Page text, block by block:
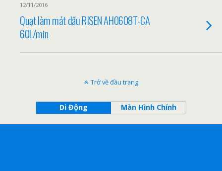
12/11/2016
Quạt làm mát dầu RISEN AH0608T-CA
60L/min
Trở về đầu trang
Di Động Màn Hình Chính